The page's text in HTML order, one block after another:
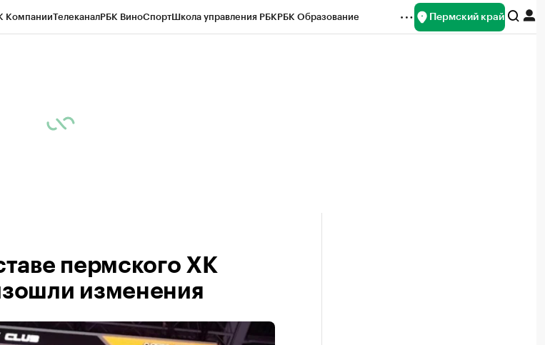
КомпанииТелеканалРБК ВиноСпортШкола управления РБКРБК Образование Пермский край
пермского ХК
изменения